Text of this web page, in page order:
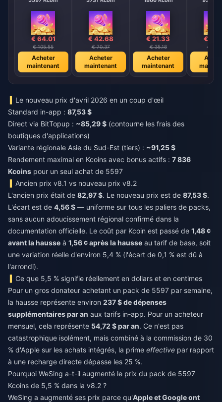
€ 64.01
€ 105.55
Acheter
maintenant
€ 42.68
€ 70.37
Acheter
maintenant
€ 21.33
€ 35.18
Acheter
maintenant
€
€
Le nouveau prix d'avril 2026 en un coup d'œil
Standard in-app : 87,53 $
Direct via BitTopup : ~85,29 $ (contourne les frais des
boutiques d'applications)
Variante régionale Asie du Sud-Est (tiers) : ~91,25 $
Rendement maximal en Kcoins avec bonus actifs : 7 836
Kcoins pour un seul achat de 5597
Ancien prix v8.1 vs nouveau prix v8.2
L'ancien prix était de 82,97 $. Le nouveau prix est de 87,53 $.
L'écart est de 4,56 $ — uniforme sur tous les paliers de packs,
sans aucun adoucissement régional confirmé dans la
documentation officielle. Le coût par Kcoin est passé de 1,48 ¢
avant la hausse à 1,56 ¢ après la hausse au tarif de base, soit
une variation réelle d'environ 5,4 % (l'écart de 0,1 % est dû à
l'arrondi).
Ce que 5,5 % signifie réellement en dollars et en centimes
Pour un gros donateur achetant un pack de 5597 par semaine,
la hausse représente environ 237 $ de dépenses
supplémentaires par an aux tarifs in-app. Pour un acheteur
mensuel, cela représente 54,72 $ par an. Ce n'est pas
catastrophique isolément, mais combiné à la commission de 30
% d'Apple sur les achats intégrés, la prime effective par rapport
à une recharge directe dépasse les 25 %.
Pourquoi WeSing a-t-il augmenté le prix du pack de 5597
Kcoins de 5,5 % dans la v8.2 ?
WeSing a augmenté ses prix parce qu'Apple et Google ont